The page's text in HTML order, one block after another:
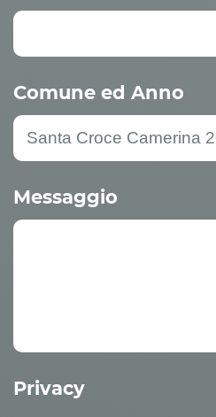
Comune ed Anno
Messaggio
Privacy